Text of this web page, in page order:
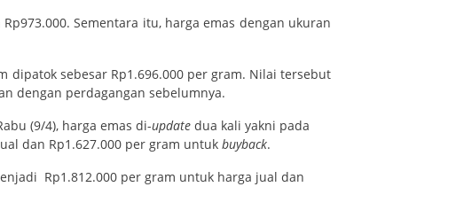
Sementara itu, harga emas dengan ukuran
dipatok sebesar Rp1.696.000 per gram. Nilai tersebut
dengan perdagangan sebelumnya.
(9/4), harga emas di-update dua kali yakni pada
dan Rp1.627.000 per gram untuk buyback.
Rp1.812.000 per gram untuk harga jual dan